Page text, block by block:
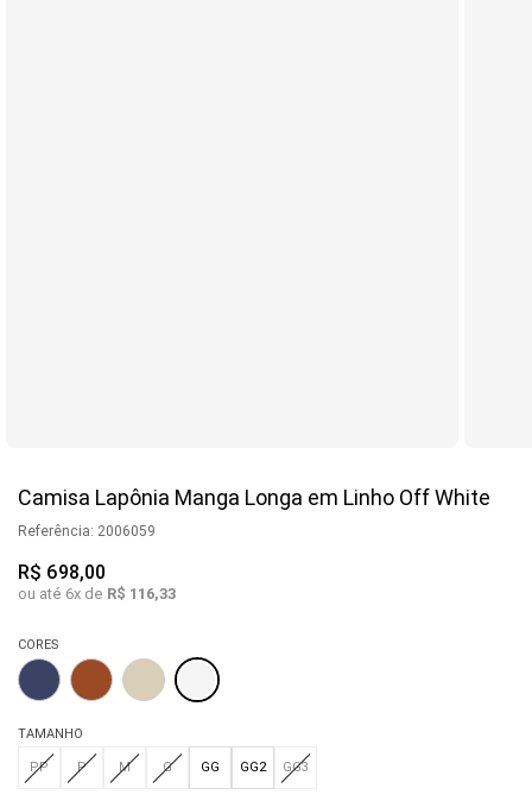
Camisa Lapônia Manga Longa em Linho Off White
Referência: 2006059
R$ 698,00
ou até 6x de R$ 116,33
CORES
TAMANHO
PP P M G GG GG2 GG3